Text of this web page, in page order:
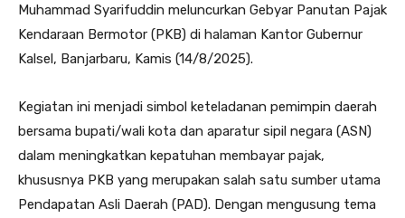
Muhammad Syarifuddin meluncurkan Gebyar Panutan Pajak
Kendaraan Bermotor (PKB) di halaman Kantor Gubernur
Kalsel, Banjarbaru, Kamis (14/8/2025).
Kegiatan ini menjadi simbol keteladanan pemimpin daerah
bersama bupati/wali kota dan aparatur sipil negara (ASN)
dalam meningkatkan kepatuhan membayar pajak,
khususnya PKB yang merupakan salah satu sumber utama
Pendapatan Asli Daerah (PAD). Dengan mengusung tema